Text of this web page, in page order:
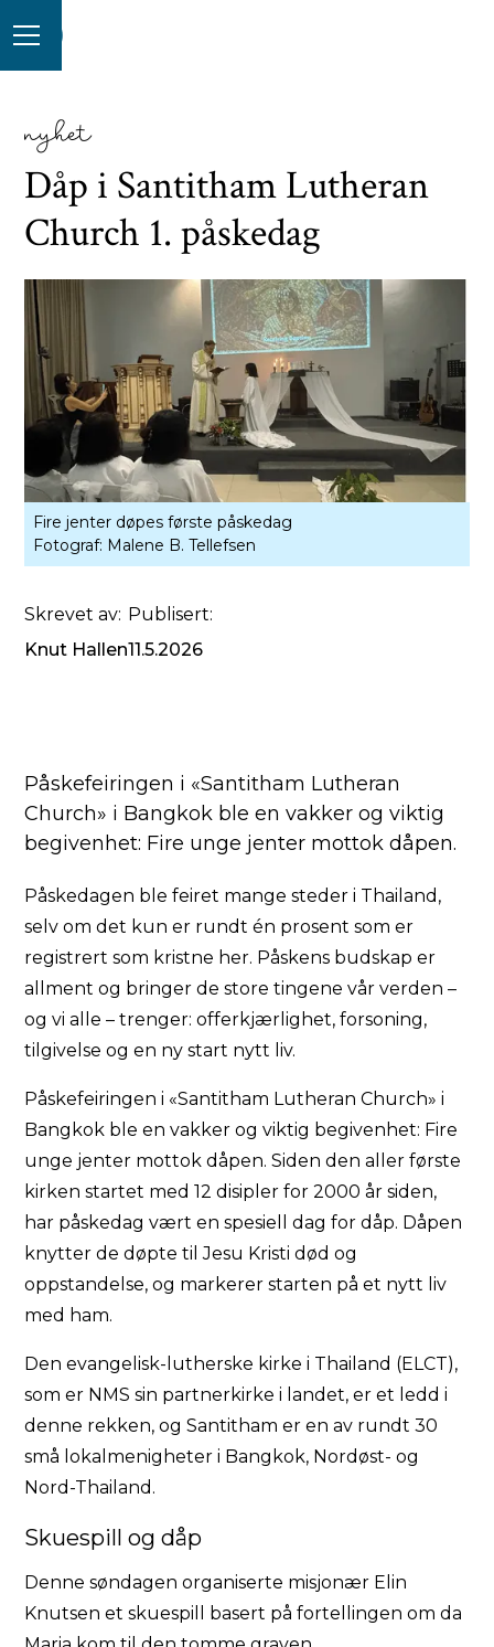
nyhet
Dåp i Santitham Lutheran
Church 1. påskedag
Fire jenter døpes første påskedag
Fotograf: Malene B. Tellefsen
Skrevet av:
Knut Hallen
Publisert:
11.5.2026
Påskefeiringen i «Santitham Lutheran
Church» i Bangkok ble en vakker og viktig
begivenhet: Fire unge jenter mottok dåpen.
Påskedagen ble feiret mange steder i Thailand,
selv om det kun er rundt én prosent som er
registrert som kristne her. Påskens budskap er
allment og bringer de store tingene vår verden –
og vi alle – trenger: offerkjærlighet, forsoning,
tilgivelse og en ny start nytt liv.
Påskefeiringen i «Santitham Lutheran Church» i
Bangkok ble en vakker og viktig begivenhet: Fire
unge jenter mottok dåpen. Siden den aller første
kirken startet med 12 disipler for 2000 år siden,
har påskedag vært en spesiell dag for dåp. Dåpen
knytter de døpte til Jesu Kristi død og
oppstandelse, og markerer starten på et nytt liv
med ham.
Den evangelisk-lutherske kirke i Thailand (ELCT),
som er NMS sin partnerkirke i landet, er et ledd i
denne rekken, og Santitham er en av rundt 30
små lokalmenigheter i Bangkok, Nordøst- og
Nord-Thailand.
Skuespill og dåp
Denne søndagen organiserte misjonær Elin
Knutsen et skuespill basert på fortellingen om da